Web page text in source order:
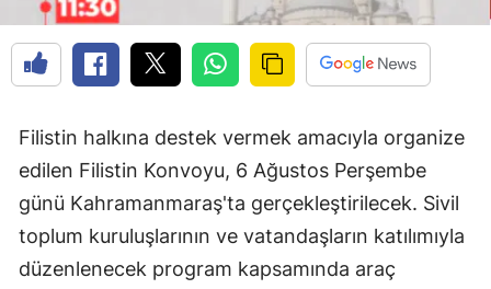
Filistin halkına destek vermek amacıyla organize
edilen Filistin Konvoyu, 6 Ağustos Perşembe
günü Kahramanmaraş'ta gerçekleştirilecek. Sivil
toplum kuruluşlarının ve vatandaşların katılımıyla
düzenlenecek program kapsamında araç